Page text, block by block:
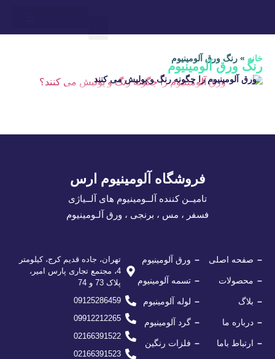
خانه » رنگ ورق آلومینیوم
رنگ ورق آلومینیوم
ورق آلومینیوم را چگونه رنگ و پولیش می کنند
فروشگاه آلومینیوم ارس
تامیــن کننده آلــومینیوم های آلــیاژی
فسفر ، مس ، برنجی ، ورق آلـومینیوم
صفحه اصلی
محصولات
بلاگ
درباره ما
ارتباط باما
ورق آلومینیوم
تسمه آلومینیوم
لوله آلومینیوم
گرد آلومینیوم
فلزات رنگین
تهران، جاده قدیم کرج، کیلومتر
4، مجتمع تجاری پارس امیر،
پلاک 73 و 74
09125286459
09912212265
02166391522
02166391523